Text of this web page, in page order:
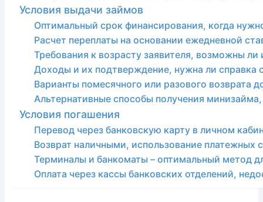
Условия выдачи займов
Оптимальный срок финансирования, когда
Расчет переплаты на основании ежедневной
Требования к возрасту заявителя, возможны ли
Доходы и их подтверждение, нужна ли справка
Варианты помесячного или разового возврата
Альтернативные способы получения
Условия погашения
Перевод через банковскую карту в личном
Возврат наличными, использование платежных
Терминалы и банкоматы – оптимальный метод
Оплата через кассы банковских отделений,